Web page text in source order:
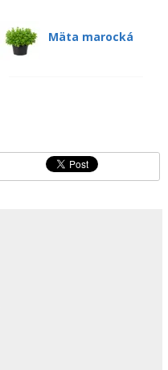
Mäta marocká